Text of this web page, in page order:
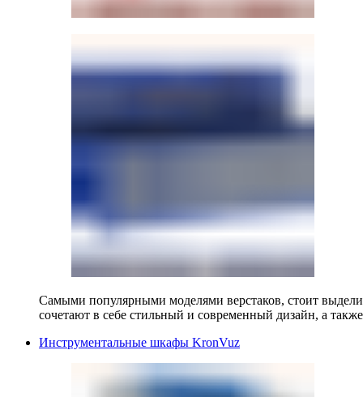
Самыми популярными моделями верстаков, стоит
сочетают в себе стильный и современный дизайн, а
Инструментальные шкафы KronVuz